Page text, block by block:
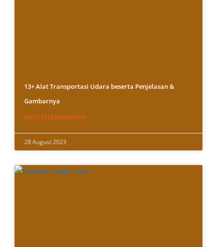
13+ Alat Transportasi Udara beserta Penjelasan &
Gambarnya
BACA SELENGKAPNYA
28 August 2023